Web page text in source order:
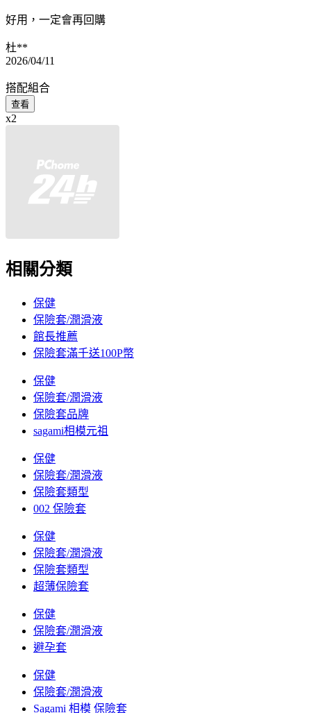
好用，一定會再回購
杜**
2026/04/11
搭配組合
查看
x2
相關分類
保健
保險套/潤滑液
館長推薦
保險套滿千送100P幣
保健
保險套/潤滑液
保險套品牌
sagami相模元祖
保健
保險套/潤滑液
保險套類型
002 保險套
保健
保險套/潤滑液
保險套類型
超薄保險套
保健
保險套/潤滑液
避孕套
保健
保險套/潤滑液
Sagami 相模 保險套